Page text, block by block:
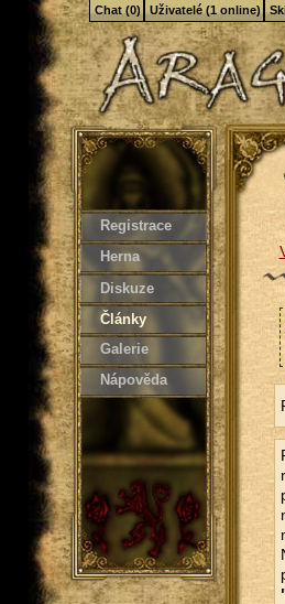
Registrace
Herna
Diskuze
Články
Galerie
Nápověda
Chat (0) Uživatelé (1 online)